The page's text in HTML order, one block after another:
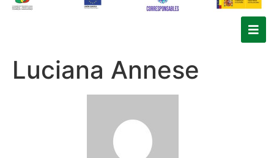
Luciana Annese